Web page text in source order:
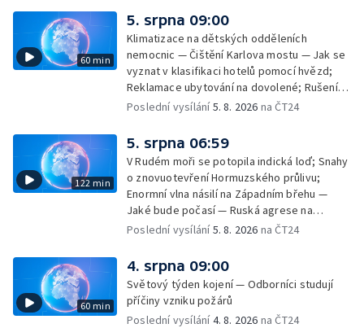
rakovinu prsu
60 min
5. srpna 09:00
Klimatizace na dětských odděleních
nemocnic — Čištění Karlova mostu — Jak se
vyznat v klasifikaci hotelů pomocí hvězd;
Reklamace ubytování na dovolené; Rušení
dovolené kvůli přírodním živlům; Práva
na dovolené v zahraničí; Platby a výběry na
dovolené v zahraničí — Těžba léčivé rašeliny
u Malé Morávky
Poslední vysílání5. 8. 2026 na ČT24
122 min
5. srpna 06:59
V Rudém moři se potopila indická loď; Snahy
o znovuotevření Hormuzského průlivu;
Enormní vlna násilí na Západním břehu —
Jaké bude počasí — Ruská agrese na
Ukrajině — Vliv veder na lidské orgány — Při
— Třem obcím na Brněnsku dočasně došla
pitná voda — SP v orientačním běhu v Česku
— Horko a požáry sužují Evropu — Rybářský
příměstský tábor
Poslední vysílání5. 8. 2026 na ČT24
60 min
4. srpna 09:00
Světový týden kojení — Odborníci studují
příčiny vzniku požárů
Poslední vysílání4. 8. 2026 na ČT24